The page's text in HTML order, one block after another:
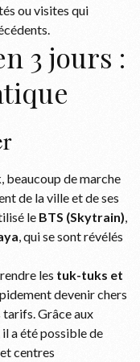
ou visites qui
3 jours :
beaucoup de marche
de la ville et de ses
le BTS (Skytrain)
, qui se sont révélés
les tuk-tuks et
devenir chers
Grâce aux
a été possible de
centres